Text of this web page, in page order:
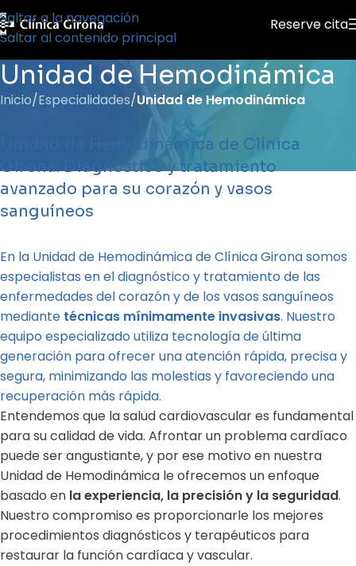
Saltar a la navegación
Saltar al contenido principal
Reserve cita
Unidad de Hemodinámica
Inicio/Especialidades/Unidad de Hemodinámica
Unidad de Hemodinámica de Clínica
Girona: Diagnóstico y tratamiento
avanzado para su corazón y vasos
sanguíneos
En la Unidad de Hemodinámica de Clínica Girona somos
especialistas en el diagnóstico y tratamiento de las
enfermedades del corazón y de los vasos sanguíneos
mediante técnicas mínimamente invasivas. Nuestro
equipo especializado utiliza tecnología de última
generación para ofrecer una atención rápida, precisa y
segura, minimizando las molestias y favoreciendo una
recuperación más rápida.
Entendemos que la salud cardiovascular es fundamental
para su calidad de vida. Afrontar un problema cardíaco
puede ser angustiante, y por ese motivo en nuestra
Unidad de Hemodinámica le ofrecemos un enfoque
basado en la experiencia, la precisión y la seguridad.
Nuestro compromiso es proporcionarle los mejores
procedimientos diagnósticos y terapéuticos para
restaurar la función cardíaca y vascular.